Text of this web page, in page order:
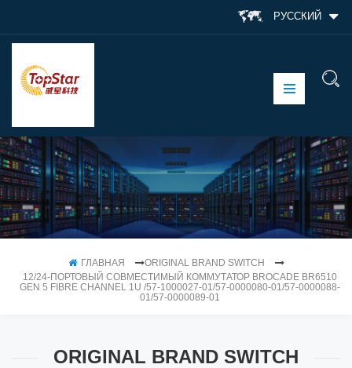
РУССКИЙ
ГЛАВНАЯ
ORIGINAL BRAND SWITCH
12/24-ПОРТОВЫЙ СОВМЕСТИМЫЙ КОММУТАТОР BROCADE BR6510
GEN 5 FIBRE CHANNEL 1U /57-1000027-01/57-0000080-01/57-0000088-
01/57-0000089-01
ORIGINAL BRAND SWITCH